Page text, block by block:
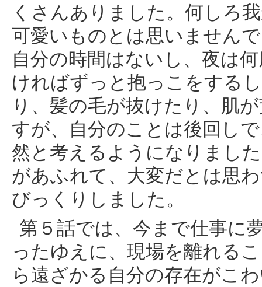
くさんありました。何しろ
可愛いものとは思いません
自分の時間はないし、夜は
ければずっと抱っこをする
り、髪の毛が抜けたり、肌
すが、自分のことは後回し
然と考えるようになりまし
があふれて、大変だとは思
びっくりしました。
第５話では、今まで仕事に
ったゆえに、現場を離れる
ら遠ざかる自分の存在がこ